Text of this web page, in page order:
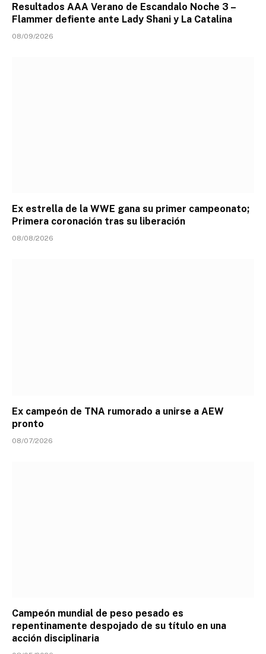
Resultados AAA Verano de Escandalo Noche 3 –
Flammer defiente ante Lady Shani y La Catalina
08/09/2026
Ex estrella de la WWE gana su primer campeonato;
Primera coronación tras su liberación
08/08/2026
Ex campeón de TNA rumorado a unirse a AEW
pronto
08/07/2026
Campeón mundial de peso pesado es
repentinamente despojado de su título en una
acción disciplinaria